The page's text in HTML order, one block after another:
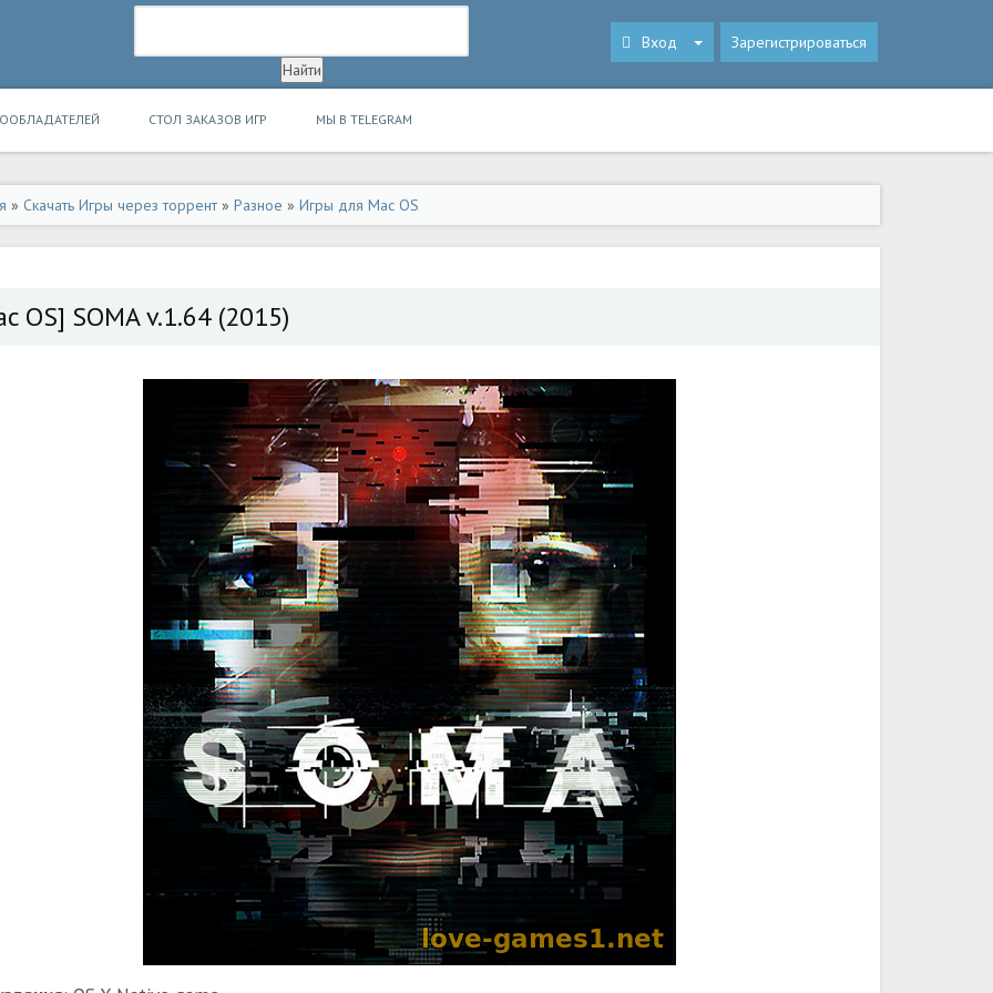
Вход Зарегистрироваться
СТОЛ ЗАКАЗОВ ИГР МЫ В TELEGRAM
» Скачать Игры через торрент» Разное » Игры для Mac OS
OS] SOMA v.1.64 (2015)